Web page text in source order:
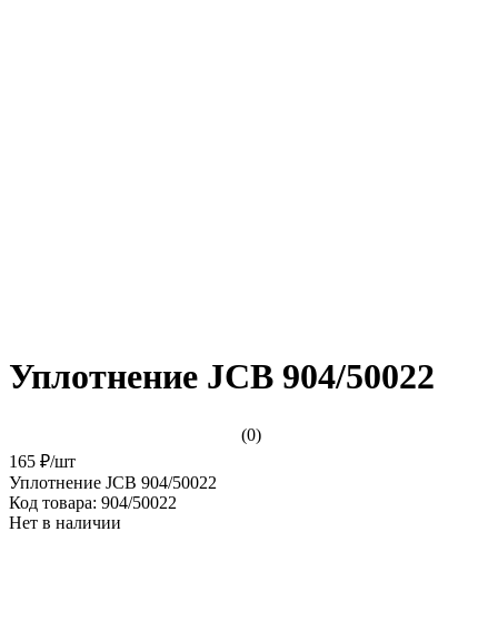
Уплотнение JCB 904/50022
(0)
165 ₽/шт
Уплотнение JCB 904/50022
Код товара: 904/50022
Нет в наличии